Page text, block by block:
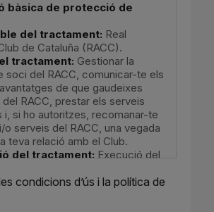
bàsica de protecció de
del tractament: Real
de Cataluña (RACC).
tractament: Gestionar la
soci del RACC, comunicar-te els
de que gaudeixes
RACC, prestar els serveis
i, si ho autoritzes, recomanar-te
serveis del RACC, una vegada
teva relació amb el Club.
del tractament: Execució del
legítim i consentiment
exercir els teus drets
condicions d’ús i la política de